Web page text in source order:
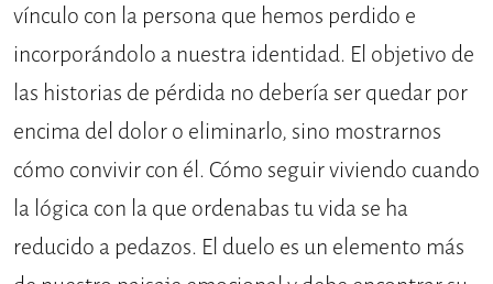
vínculo con la persona que hemos perdido e
incorporándolo a nuestra identidad. El objetivo de
las historias de pérdida no debería ser quedar por
encima del dolor o eliminarlo, sino mostrarnos
cómo convivir con él. Cómo seguir viviendo cuando
la lógica con la que ordenabas tu vida se ha
reducido a pedazos. El duelo es un elemento más